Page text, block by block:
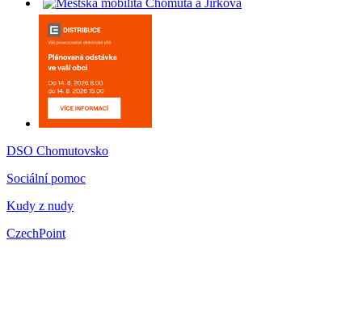
DSO Chomutovsko
Sociální pomoc
Kudy z nudy
CzechPoint